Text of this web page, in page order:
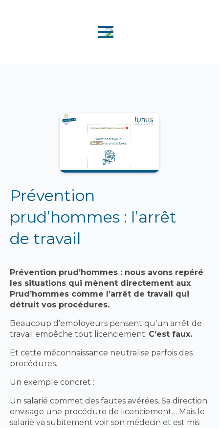
Prévention
prud’hommes : l’arrêt
de travail
Prévention prud’hommes : nous avons repéré
les situations qui mènent directement aux
Prud’hommes comme l’arrêt de travail qui
détruit vos procédures.
Beaucoup d’employeurs pensent qu’un arrêt de
travail empêche tout licenciement. C’est faux.
Et cette méconnaissance neutralise parfois des
procédures.
Un exemple concret :
Un salarié commet des fautes avérées. Sa direction
envisage une procédure de licenciement… Mais le
salarié va subitement voir son médecin et est mis